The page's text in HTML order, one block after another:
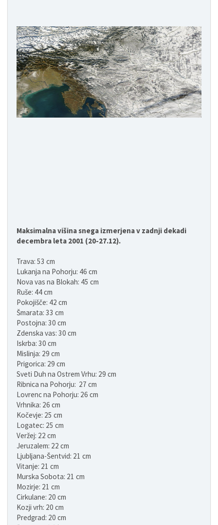
Maksimalna višina snega izmerjena v zadnji dekadi
decembra leta 2001 (20-27.12).
Trava: 53 cm
Lukanja na Pohorju: 46 cm
Nova vas na Blokah: 45 cm
Ruše: 44 cm
Pokojišče: 42 cm
Šmarata: 33 cm
Postojna: 30 cm
Zdenska vas: 30 cm
Iskrba: 30 cm
Mislinja: 29 cm
Prigorica: 29 cm
Sveti Duh na Ostrem Vrhu: 29 cm
Ribnica na Pohorju: 27 cm
Lovrenc na Pohorju: 26 cm
Vrhnika: 26 cm
Kočevje: 25 cm
Logatec: 25 cm
Veržej: 22 cm
Jeruzalem: 22 cm
Ljubljana-Šentvid: 21 cm
Vitanje: 21 cm
Murska Sobota: 21 cm
Mozirje: 21 cm
Cirkulane: 20 cm
Kozji vrh: 20 cm
Predgrad: 20 cm